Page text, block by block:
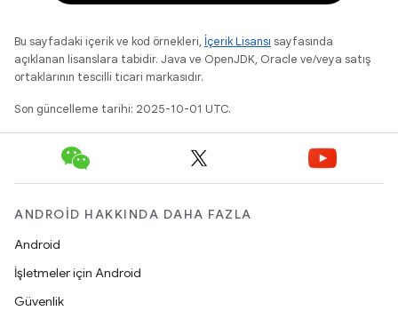
Bu sayfadaki içerik ve kod örnekleri, İçerik Lisansı sayfasında
açıklanan lisanslara tabidir. Java ve OpenJDK, Oracle ve/veya satış
ortaklarının tescilli ticari markasıdır.
Son güncelleme tarihi: 2025-10-01 UTC.
ANDROID HAKKINDA DAHA FAZLA
Android
İşletmeler için Android
Güvenlik